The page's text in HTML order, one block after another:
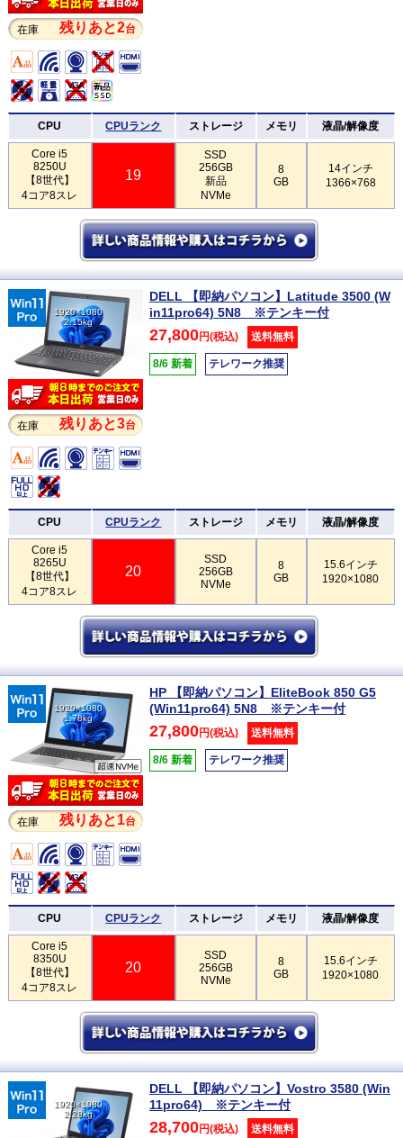
在庫 残りあと2台
CPU CPUランク ストレージ メモリ 液晶/解像度
Core i5
8250U
【8世代】
4コア8スレ
19
SSD
256GB
新品
NVMe
8
GB
14インチ
1366×768
1920×1080
2.15kg
在庫 残りあと3台
DELL 【即納パソコン】Latitude 3500 (W
in11pro64) 5N8 ※テンキー付
27,800円(税込) 送料無料
8/6 新着 テレワーク推奨
CPU CPUランク ストレージ メモリ 液晶/解像度
Core i5
8265U
【8世代】
4コア8スレ
20
SSD
256GB
NVMe
8
GB
15.6インチ
1920×1080
1920×1080
1.78kg
在庫 残りあと1台
HP 【即納パソコン】EliteBook 850 G5
(Win11pro64) 5N8 ※テンキー付
27,800円(税込) 送料無料
8/6 新着 テレワーク推奨
CPU CPUランク ストレージ メモリ 液晶/解像度
Core i5
8350U
【8世代】
4コア8スレ
20
SSD
256GB
NVMe
8
GB
15.6インチ
1920×1080
1920×1080
2.28kg
DELL 【即納パソコン】Vostro 3580 (Win
11pro64) ※テンキー付
28,700円(税込) 送料無料